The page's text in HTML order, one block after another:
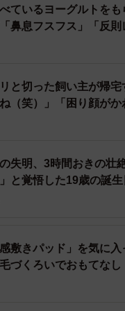
傷だらけだったというブーち
ィアが保護した白
白猫ちゃん。お名前
お願いするため子猫
ているヨーグルトを
鼻息フスフス」「反則
と切った飼い主が帰
（笑）」「困り顔がか
失明、3時間おきの
と覚悟した19歳の誕
敷きパッド」を気に
づくろいでおもてなし